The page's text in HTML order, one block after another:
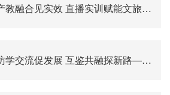
产教融合见实效 直播实训赋能文旅新营销
访学交流促发展 互鉴共融探新路——艺术设计学院赴承德应用职业技术学院开展专题交流